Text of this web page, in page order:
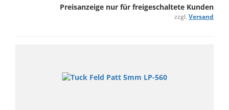
Preisanzeige nur für freigeschaltete Kunden
zzgl. Versand